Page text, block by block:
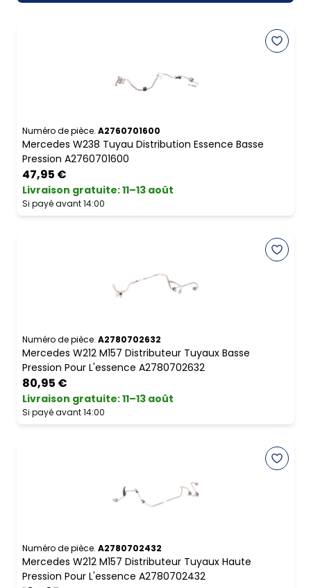
Numéro de pièce. A2760701600
Mercedes W238 Tuyau Distribution Essence Basse
Pression A2760701600
47,95 €
Livraison gratuite:11–13 août
Si payé avant 14:00
Numéro de pièce. A2780702632
Mercedes W212 M157 Distributeur Tuyaux Basse
Pression Pour L'essence A2780702632
80,95 €
Livraison gratuite:11–13 août
Si payé avant 14:00
Numéro de pièce. A2780702432
Mercedes W212 M157 Distributeur Tuyaux Haute
Pression Pour L'essence A2780702432